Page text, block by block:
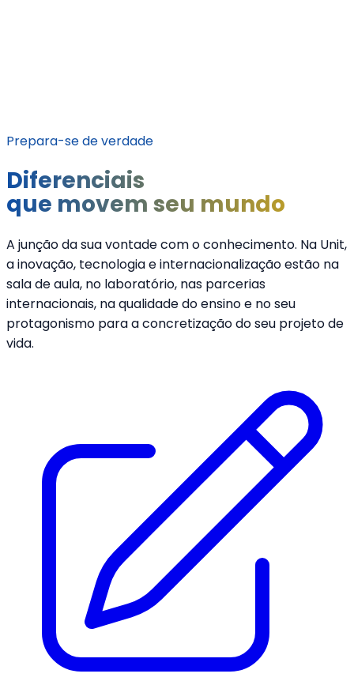
Prepara-se de verdade
Diferenciais
que movem seu mundo
A junção da sua vontade com o conhecimento. Na Unit,
a inovação, tecnologia e internacionalização estão na
sala de aula, no laboratório, nas parcerias
internacionais, na qualidade do ensino e no seu
protagonismo para a concretização do seu projeto de
vida.